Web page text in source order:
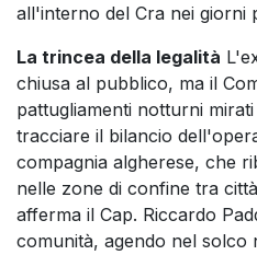
all'interno del Cra nei giorni
La trincea della legalità
chiusa al pubblico, ma il
pattugliamenti notturni
tracciare il bilancio
compagnia algherese, che
nelle zone di confine tra
afferma il Cap. Riccardo
comunità, agendo nel solco